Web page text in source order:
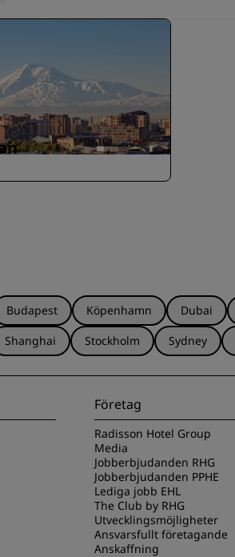
Budapest Köpenhamn Dubai
Shanghai
Stockholm Sydney
Företag
Radisson Hotel Group
Media
Jobberbjudanden RHG
Jobberbjudanden PPHE
Lediga jobb EHL
The Club by RHG
Utvecklingsmöjligheter
Ansvarsfullt företagande
Anskaffning